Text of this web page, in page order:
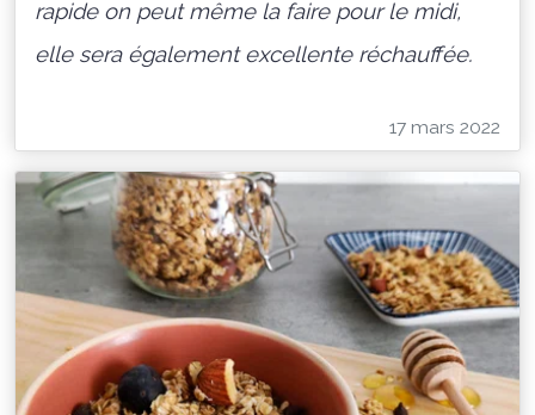
rapide on peut même la faire pour le midi,
elle sera également excellente réchauffée.
17 mars 2022